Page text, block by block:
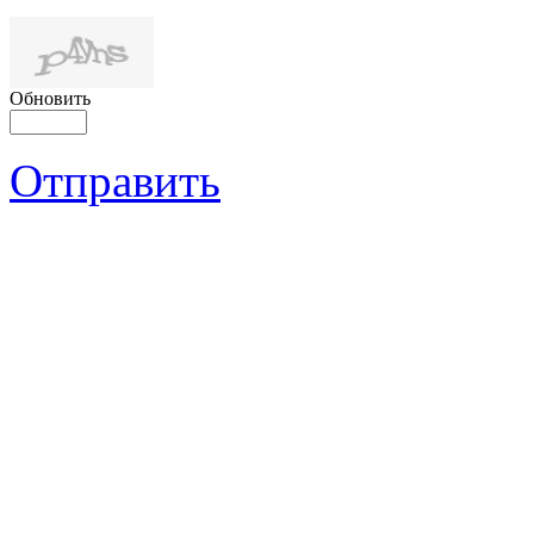
Обновить
Отправить